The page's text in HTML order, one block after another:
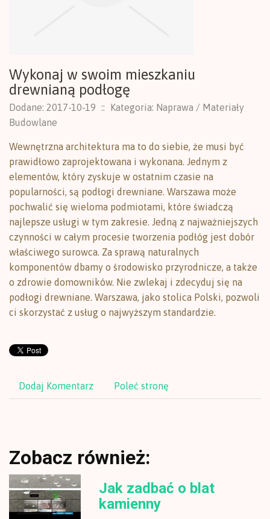
Wykonaj w swoim mieszkaniu
drewnianą podłogę
Dodane: 2017-10-19 ::
Kategoria: Naprawa / Materiały
Budowlane
Wewnętrzna architektura ma to do siebie, że musi być
prawidłowo zaprojektowana i wykonana. Jednym z
elementów, który zyskuje w ostatnim czasie na
popularności, są podłogi drewniane. Warszawa może
pochwalić się wieloma podmiotami, które świadczą
najlepsze usługi w tym zakresie. Jedną z najważniejszych
czynności w całym procesie tworzenia podłóg jest dobór
właściwego surowca. Za sprawą naturalnych
komponentów dbamy o środowisko przyrodnicze, a także
o zdrowie domowników. Nie zwlekaj i zdecyduj się na
podłogi drewniane. Warszawa, jako stolica Polski, pozwoli
ci skorzystać z usług o najwyższym standardzie.
Dodaj Komentarz Poleć stronę
Zobacz również:
Jak zadbać o blat
kamienny